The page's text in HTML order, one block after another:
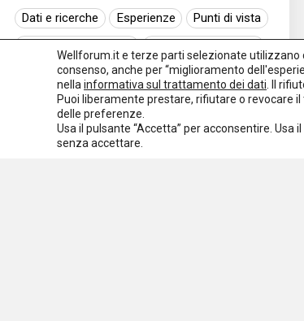
Dati e ricerche Esperienze
Punti di vista
Normativa europea
Rassegna normativa
I seminari di Welforum
Eventi
Spazio ai promotori
Wellforum.it e terze parti selezionate utilizzano
consenso, anche per “miglioramento
nella informativa sul trattamento dei dati . Il
Puoi liberamente prestare, rifiutare o revocare
delle preferenze.
Usa il pulsante “Accetta” per acconsentire.
senza accettare.